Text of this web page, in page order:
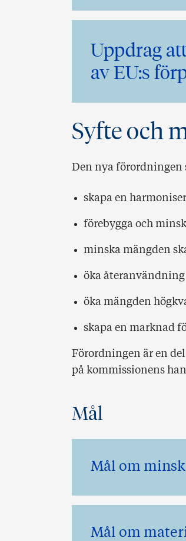
Uppdrag
av EU:s
Syfte och
Den nya
skapa en
förebygga och
minska mängden
öka
öka mängden
skapa en marknad
Förordningen är en
på kommissionens
Mål
Mål om
Mål om